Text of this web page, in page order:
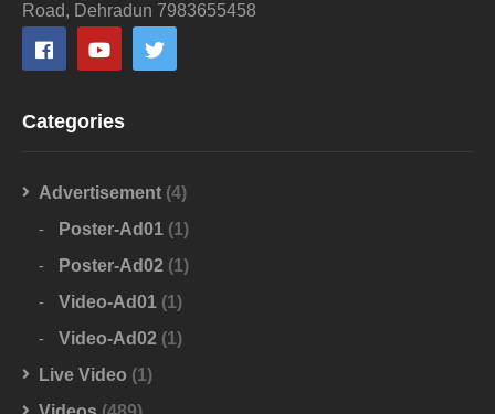
Road, Dehradun 7983655458
Categories
Advertisement (4)
Poster-Ad01 (1)
Poster-Ad02 (1)
Video-Ad01 (1)
Video-Ad02 (1)
Live Video (1)